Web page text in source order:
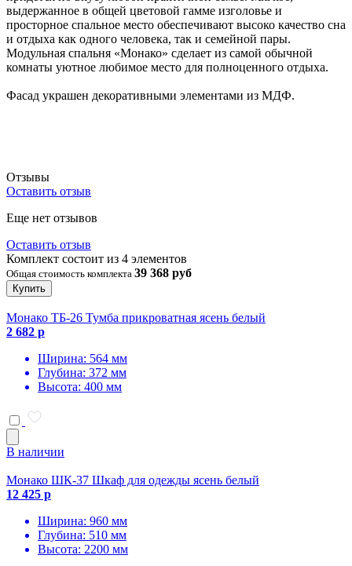
выдержанное в общей цветовой гамме изголовье и
просторное спальное место обеспечивают высоко качество сна
и отдыха как одного человека, так и семейной пары.
Модульная спальня «Монако» сделает из самой обычной
комнаты уютное любимое место для полноценного отдыха.
Фасад украшен декоративными элементами из МДФ.
Отзывы
Оставить отзыв
Еще нет отзывов
Оставить отзыв
Комплект состоит из 4 элементов
Общая стоимость комплекта 39 368 руб
Купить
Монако ТБ-26 Тумба прикроватная ясень белый
2 682 р
Ширина: 564 мм
Глубина: 372 мм
Высота: 400 мм
В наличии
Монако ШК-37 Шкаф для одежды ясень белый
12 425 р
Ширина: 960 мм
Глубина: 510 мм
Высота: 2200 мм